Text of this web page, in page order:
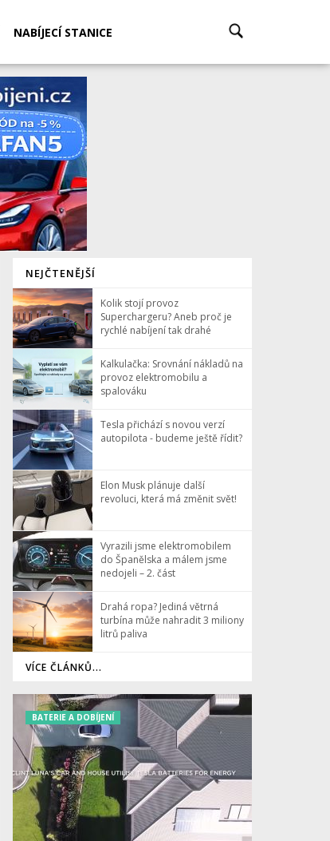
NABÍJECÍ STANICE
NEJČTENĚJŠÍ
Kolik stojí provoz
Superchargeru? Aneb proč je
rychlé nabíjení tak drahé
Kalkulačka: Srovnání nákladů na
provoz elektromobilu a
spalováku
Tesla přichází s novou verzí
autopilota - budeme ještě řídit?
Elon Musk plánuje další
revoluci, která má změnit svět!
Vyrazili jsme elektromobilem
do Španělska a málem jsme
nedojeli – 2. část
Drahá ropa? Jediná větrná
turbína může nahradit 3 miliony
litrů paliva
VÍCE ČLÁNKŮ...
BATERIE A DOBÍJENÍ